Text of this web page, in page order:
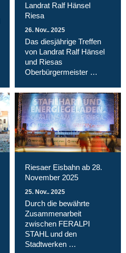
Landrat Ralf Hänsel
Riesa
26. Nov.. 2025
Das diesjährige Treffen
von Landrat Ralf Hänsel
und Riesas
Oberbürgermeister …
Riesaer Eisbahn ab 28.
November 2025
25. Nov.. 2025
Durch die bewährte
Zusammenarbeit
zwischen FERALPI
STAHL und den
Stadtwerken …